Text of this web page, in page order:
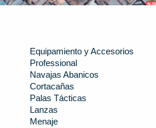
Equipamiento y Accesorios
Professional
Navajas Abanicos
Cortacañas
Palas Tácticas
Lanzas
Menaje